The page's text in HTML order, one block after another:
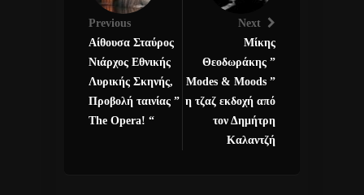
Previous
Αίθουσα Σταύρος
Νιάρχος Εθνικής
Λυρικής Σκηνής,
Προβολή ταινίας ”
The Opera! “
Next
Μίκης
Θεοδωράκης ”
Modes & Moods ”
η τζαζ εκδοχή από
τον Δημήτρη
Καλαντζή